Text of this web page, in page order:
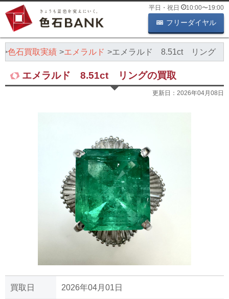
平日・祝日 10:00〜19:00
フリーダイヤル
色石買取実績 エメラルド エメラルド 8.51ct リング
エメラルド 8.51ct リングの買取
更新日： 2026年04月08日
買取日 2026年04月01日